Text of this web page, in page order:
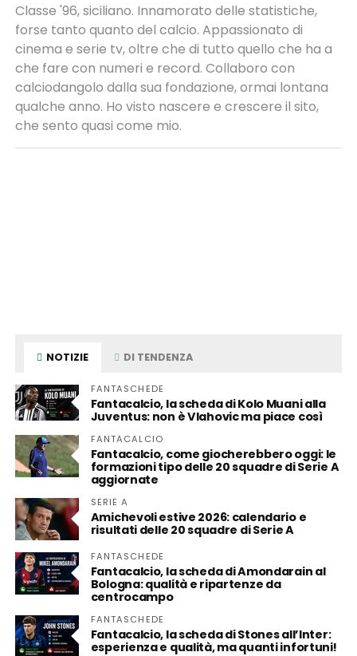
Classe '96, siciliano. Innamorato delle statistiche,
forse tanto quanto del calcio. Appassionato di
cinema e serie tv, oltre che di tutto quello che ha a
che fare con numeri e record. Collaboro con
calciodangolo dalla sua fondazione, ormai lontana
qualche anno. Ho visto nascere e crescere il sito,
che sento quasi come mio.
NOTIZIE DI TENDENZA
FANTASCHEDE
Fantacalcio, la scheda di Kolo Muani alla
Juventus: non è Vlahovic ma piace così
FANTACALCIO
Fantacalcio, come giocherebbero oggi: le
formazioni tipo delle 20 squadre di Serie A
aggiornate
SERIE A
Amichevoli estive 2026: calendario e
risultati delle 20 squadre di Serie A
FANTASCHEDE
Fantacalcio, la scheda di Amondarain al
Bologna: qualità e ripartenze da
centrocampo
FANTASCHEDE
Fantacalcio, la scheda di Stones all’Inter:
esperienza e qualità, ma quanti infortuni!